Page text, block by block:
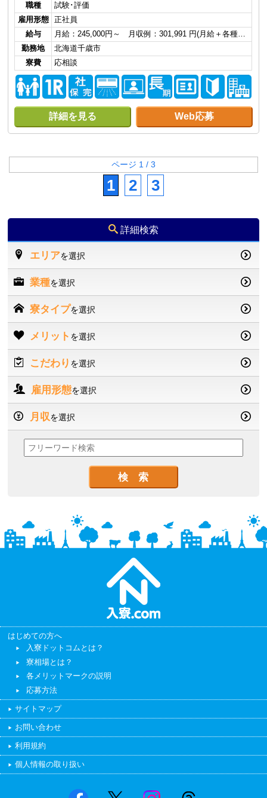
職種
試験･評価
雇用形態
正社員
給与
月給：245,000円～ 月収例：301,991 円(月給＋各種…
勤務地
北海道千歳市
寮費
応相談
詳細を見る Web応募
ページ 1 / 3
1 2 3
詳細検索
エリアを選択
業種を選択
寮タイプを選択
メリット を選択
こだわり を選択
雇用形態を選択
月収を選択
はじめての方へ
入寮ドットコムとは？
寮相場とは？
各メリットマークの説明
応募方法
サイトマップ
お問い合わせ
利用規約
個人情報の取り扱い